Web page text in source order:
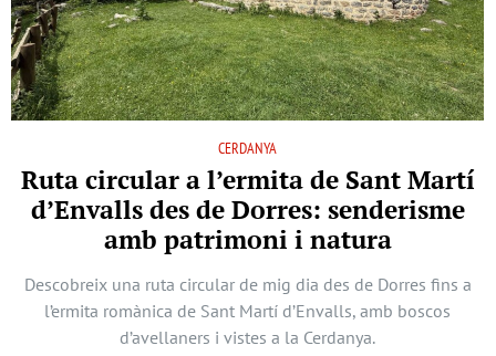
CERDANYA
Ruta circular a l’ermita de Sant Martí
d’Envalls des de Dorres: senderisme
amb patrimoni i natura
Descobreix una ruta circular de mig dia des de Dorres fins a
l’ermita romànica de Sant Martí d’Envalls, amb boscos
d’avellaners i vistes a la Cerdanya.